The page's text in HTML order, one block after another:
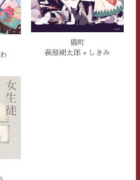
猫町
萩原朔太郎 + しきみ